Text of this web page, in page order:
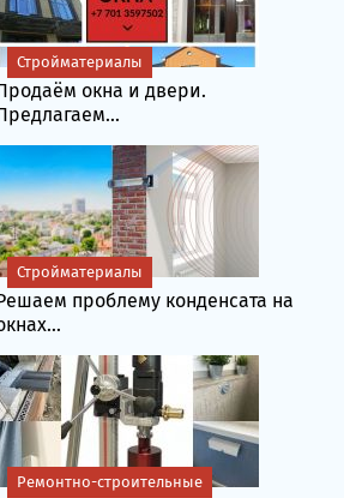
окна и двери.
Стройматериалы
проблему конденсата на
Стройматериалы
Ремонтно-строительные